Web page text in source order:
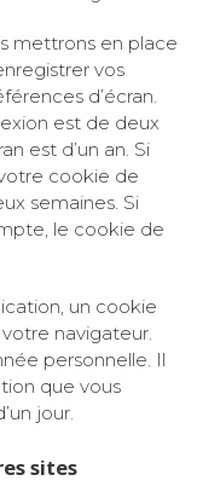
mettrons en place
vos
d’écran.
est de deux
est d’un an. Si
cookie de
semaines. Si
le cookie de
un cookie
navigateur.
personnelle. Il
que vous
jour.
sites